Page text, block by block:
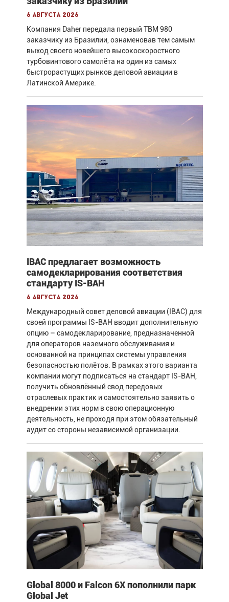
6 августа 2026
Компания Daher передала первый TBM 980
заказчику из Бразилии, ознаменовав тем самым
выход своего новейшего высокоскоростного
турбовинтового самолёта на один из самых
быстрорастущих рынков деловой авиации в
Латинской Америке.
IBAC предлагает возможность
самодекларирования соответствия
стандарту IS-BAH
6 августа 2026
Международный совет деловой авиации (IBAC) для
своей программы IS-BAH вводит дополнительную
опцию – самодекларирование, предназначенной
для операторов наземного обслуживания и
основанной на принципах системы управления
безопасностью полётов. В рамках этого варианта
компании могут подписаться на стандарт IS-BAH,
получить обновлённый свод передовых
отраслевых практик и самостоятельно заявить о
внедрении этих норм в свою операционную
деятельность, не проходя при этом обязательный
аудит со стороны независимой организации.
Global 8000 и Falcon 6X пополнили парк
Global Jet